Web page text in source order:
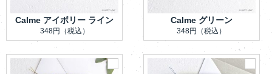
Calme アイボリー ライン
348円 （税込）
Calme グリーン
348円 （税込）